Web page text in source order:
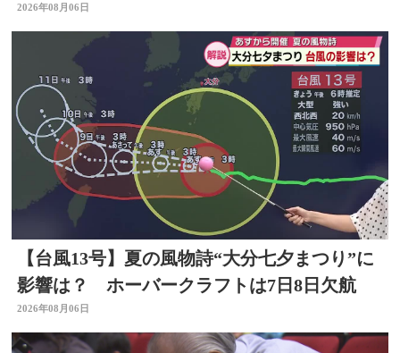
の大切さ学ぶ 大分
2026年08月06日
【台風13号】夏の風物詩“大分七夕まつり”に
影響は？ ホーバークラフトは7日8日欠航
2026年08月06日